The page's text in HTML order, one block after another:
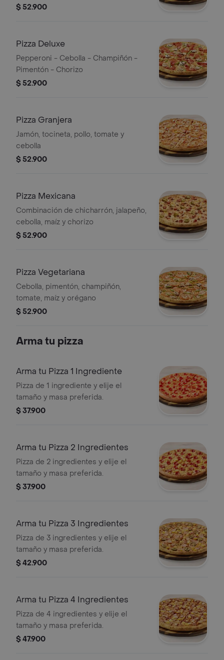
chicharrón
$ 52.900
Pizza Deluxe
Pepperoni - Cebolla - Champiñón -
Pimentón - Chorizo
$ 52.900
Pizza Granjera
Jamón, tocineta, pollo, tomate y
cebolla
$ 52.900
Pizza Mexicana
Combinación de chicharrón, jalapeño,
cebolla, maíz y chorizo
$ 52.900
Pizza Vegetariana
Cebolla, pimentón, champiñón,
tomate, maíz y orégano
$ 52.900
Arma tu pizza
Arma tu Pizza 1 Ingrediente
Pizza de 1 ingrediente y elije el
tamaño y masa preferida.
$ 37.900
Arma tu Pizza 2 Ingredientes
Pizza de 2 ingredientes y elije el
tamaño y masa preferida.
$ 37.900
Arma tu Pizza 3 Ingredientes
Pizza de 3 ingredientes y elije el
tamaño y masa preferida.
$ 42.900
Arma tu Pizza 4 Ingredientes
Pizza de 4 ingredientes y elije el
tamaño y masa preferida.
$ 47.900